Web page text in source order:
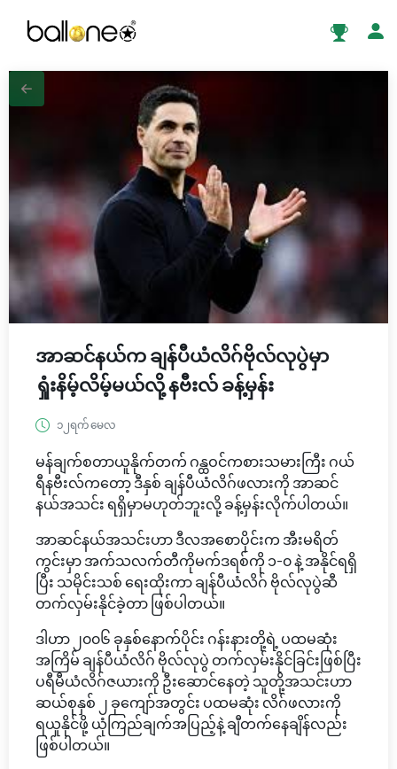
အာဆင်နယ်က ချန်ပီယံလိဂ်ဗိုလ်လုပွဲမှာ
ရှုံးနိမ့်လိမ့်မယ်လို့ နဗီးလ် ခန့်မှန်း
၁၂ရက် မေလ
မန်ချက်စတာယူနိုက်တက် ဂန္ထဝင်ကစားသမားကြီး ဂယ်
ရီနဗီးလ်ကတော့ ဒီနှစ် ချန်ပီယံလိဂ်ဖလားကို အာဆင်
နယ်အသင်း ရရှိမှာမဟုတ်ဘူးလို့ ခန့်မှန်းလိုက်ပါတယ်။
အာဆင်နယ်အသင်းဟာ ဒီလအစောပိုင်းက အီးမရိတ်
ကွင်းမှာ အက်သလက်တီကိုမက်ဒရစ်ကို ၁-၀ နဲ့ အနိုင်ရရှိ
ပြီး သမိုင်းသစ် ရေးထိုးကာ ချန်ပီယံလိဂ် ဗိုလ်လုပွဲဆီ
တက်လှမ်းနိုင်ခဲ့တာ ဖြစ်ပါတယ်။
ဒါဟာ ၂၀၀၆ ခုနှစ်နောက်ပိုင်း ဂန်းနားတို့ရဲ့ ပထမဆုံး
အကြိမ် ချန်ပီယံလိဂ် ဗိုလ်လုပွဲ တက်လှမ်းနိုင်ခြင်းဖြစ်ပြီး
ပရီမီယံလိဂ်ဇယားကို ဦးဆောင်နေတဲ့ သူတို့အသင်းဟာ
ဆယ်စုနှစ် ၂ ခုကျော်အတွင်း ပထမဆုံး လိဂ်ဖလားကို
ရယူနိုင်ဖို့ ယုံကြည်ချက်အပြည့်နဲ့ ချီတက်နေချိန်လည်း
ဖြစ်ပါတယ်။